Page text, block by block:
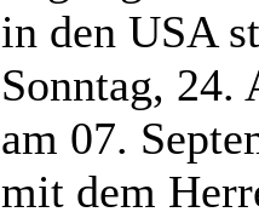
in den USA
Sonntag, 24.
am 07.
mit dem